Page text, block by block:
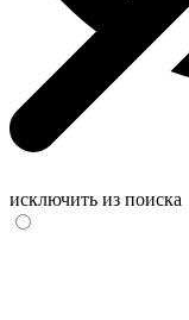
исключить из поиска